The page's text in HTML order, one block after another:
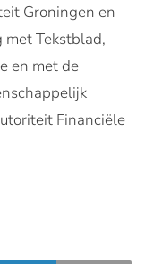
Groningen en
met Tekstblad,
en met de
Financiële